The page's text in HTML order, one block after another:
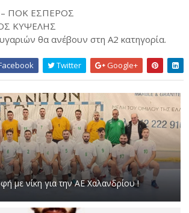
ΠΟΚ ΕΣΠΕΡΟΣ
ΚΥΨΕΛΗΣ
θα ανέβουν στη Α2 κατηγορία.
Twitter Google+
με νίκη για την ΑΕ Χαλανδρίου !